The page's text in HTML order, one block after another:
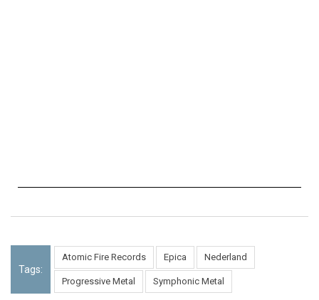
Tags:
Atomic Fire Records Epica Nederland
Progressive Metal Symphonic Metal